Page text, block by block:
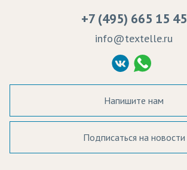
Судебные решения
Политика Конфиденциальности
Согласие на обработку ПД
+7 (495) 665 15 45
info@textelle.ru
Напишите нам
Подписаться на новости